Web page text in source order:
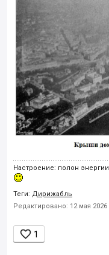
Настроение: полон энергии
Теги: Дирижабль
Редактировано: 12 мая 2026
 1